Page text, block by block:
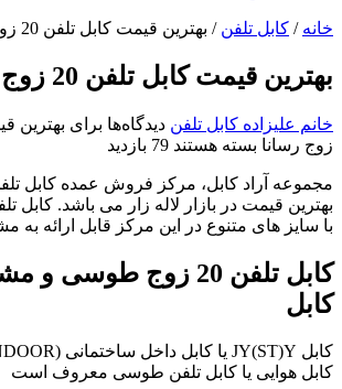
خانه / کابل تلفن / بهترین قیمت کابل تلفن 20 زوج رسانا
بهترین قیمت کابل تلفن 20 زوج رسانا
خانم علیزاده کابل تلفن دیدگاه‌ها
زوج رسانا بسته هستند 79 بازدید
با سایز های متنوع در این مرکز قابل ارائه به
کابل تلفن 20 زوج
کابل
کابل هوایی یا کابل تلفن طوسی معروف است